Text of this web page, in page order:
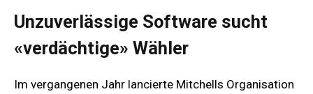
Unzuverlässige Software sucht
«verdächtige» Wähler
Im vergangenen Jahr lancierte Mitchells Organisation